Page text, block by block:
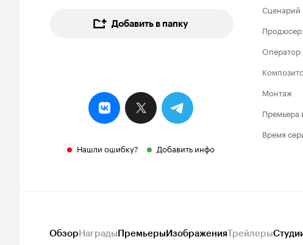
Добавить в папку
Нашли ошибку? Добавить инфо
Сценарий
Продюсер
Оператор
Монтаж
Премьера
Время
ОбзорНаградыПремьерыИзображенияТрейлеры